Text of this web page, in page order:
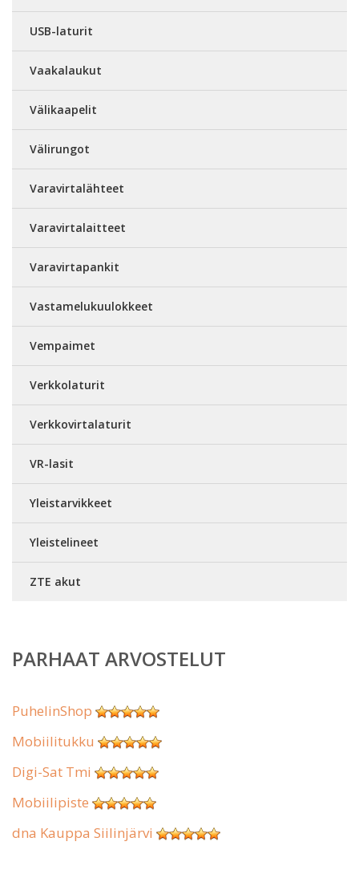
USB-laturit
Vaakalaukut
Välikaapelit
Välirungot
Varavirtalähteet
Varavirtalaitteet
Varavirtapankit
Vastamelukuulokkeet
Vempaimet
Verkkolaturit
Verkkovirtalaturit
VR-lasit
Yleistarvikkeet
Yleistelineet
ZTE akut
PARHAAT ARVOSTELUT
PuhelinShop
Mobiilitukku
Digi-Sat Tmi
Mobiilipiste
dna Kauppa Siilinjärvi